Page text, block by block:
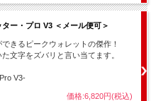
解説動画（※オプションで
ー・プロ V3 ＜メール便可＞
きるピークウォレットの傑作！
文字をズバリと言い当てます。
V3-
価格:6,820円(税込)